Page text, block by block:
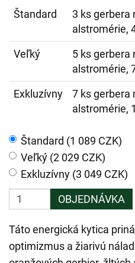
Štandard
3 ks gerbera
alstromérie,
Veľký
5 ks gerbera
alstromérie,
Exkluzívny
7 ks gerbera
alstromérie,
Štandard (1 089 CZK)
Veľký (2 029 CZK)
Exkluzívny (3 049 CZK)
OBJEDNÁVKA
Táto energická kytica
optimizmus a žiarivú